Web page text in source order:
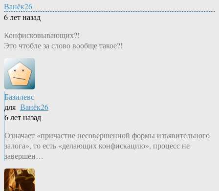
Ванёк26
6 лет назад
Конфисковывающих?!
Это чтобле за слово вообще такое?!
Базилевс
для Ванёк26
6 лет назад
Означает «причастие несовершенной формы изъявительного
залога», то есть «делающих конфискацию», процесс не
завершен…